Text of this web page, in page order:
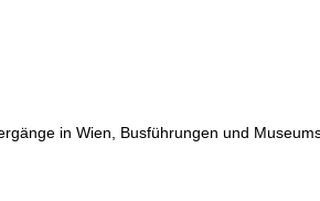
in Wien, Busführungen und